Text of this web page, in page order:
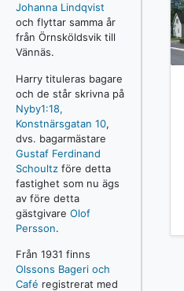
Johanna Lindqvist
och flyttar samma år
från Örnsköldsvik till
Vännäs.
Harry tituleras bagare
och de står skrivna på
Nyby1:18,
Konstnärsgatan 10,
dvs. bagarmästare
Gustaf Ferdinand
Schoultz före detta
fastighet som nu ägs
av före detta
gästgivare Olof
Persson.
Från 1931 finns
Olssons Bageri och
Café registrerat med